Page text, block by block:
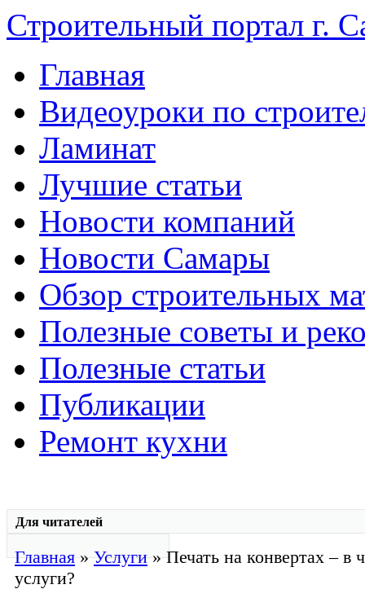
Строительный портал г.
Главная
Видеоуроки по
Ламинат
Лучшие статьи
Новости компаний
Новости Самары
Обзор строительных
Полезные советы и
Полезные статьи
Публикации
Ремонт кухни
Для читателей
Главная»Услуги» Печать на конвертах – в
услуги?